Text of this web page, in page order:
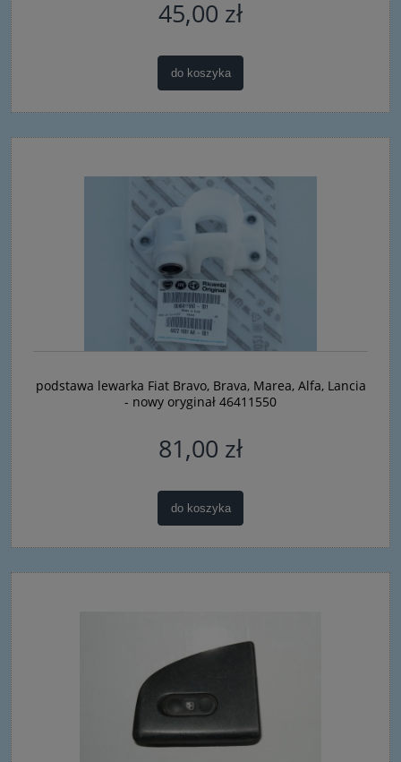
45,00 zł
do koszyka
podstawa lewarka Fiat Bravo, Brava, Marea, Alfa, Lancia
- nowy oryginał 46411550
81,00 zł
do koszyka